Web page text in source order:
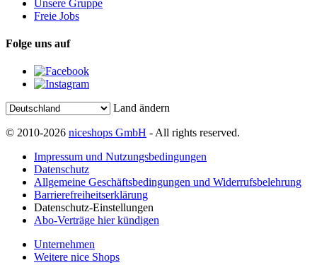
Unsere Gruppe
Freie Jobs
Folge uns auf
Land ändern
© 2010-2026 niceshops GmbH - All rights reserved.
Impressum und Nutzungsbedingungen
Datenschutz
Allgemeine Geschäftsbedingungen und Widerrufsbelehrung
Barrierefreiheitserklärung
Datenschutz-Einstellungen
Abo-Verträge hier kündigen
Unternehmen
Weitere nice Shops